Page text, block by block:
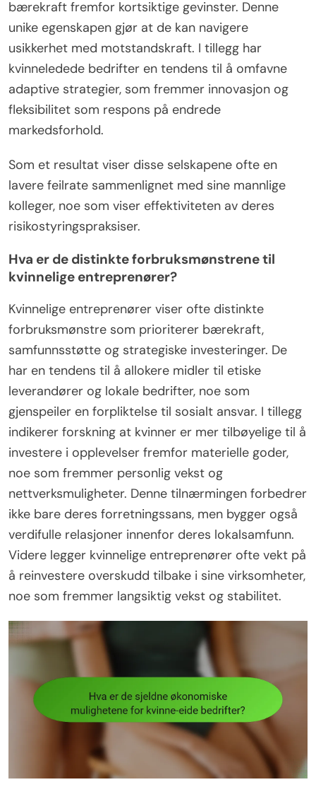
bærekraft fremfor kortsiktige gevinster. Denne
unike egenskapen gjør at de kan navigere
usikkerhet med motstandskraft. I tillegg har
kvinneledede bedrifter en tendens til å omfavne
adaptive strategier, som fremmer innovasjon og
fleksibilitet som respons på endrede
markedsforhold.
Som et resultat viser disse selskapene ofte en
lavere feilrate sammenlignet med sine mannlige
kolleger, noe som viser effektiviteten av deres
risikostyringspraksiser.
Hva er de distinkte forbruksmønstrene til
kvinnelige entreprenører?
Kvinnelige entreprenører viser ofte distinkte
forbruksmønstre som prioriterer bærekraft,
samfunnsstøtte og strategiske investeringer. De
har en tendens til å allokere midler til etiske
leverandører og lokale bedrifter, noe som
gjenspeiler en forpliktelse til sosialt ansvar. I tillegg
indikerer forskning at kvinner er mer tilbøyelige til å
investere i opplevelser fremfor materielle goder,
noe som fremmer personlig vekst og
nettverksmuligheter. Denne tilnærmingen forbedrer
ikke bare deres forretningssans, men bygger også
verdifulle relasjoner innenfor deres lokalsamfunn.
Videre legger kvinnelige entreprenører ofte vekt på
å reinvestere overskudd tilbake i sine virksomheter,
noe som fremmer langsiktig vekst og stabilitet.